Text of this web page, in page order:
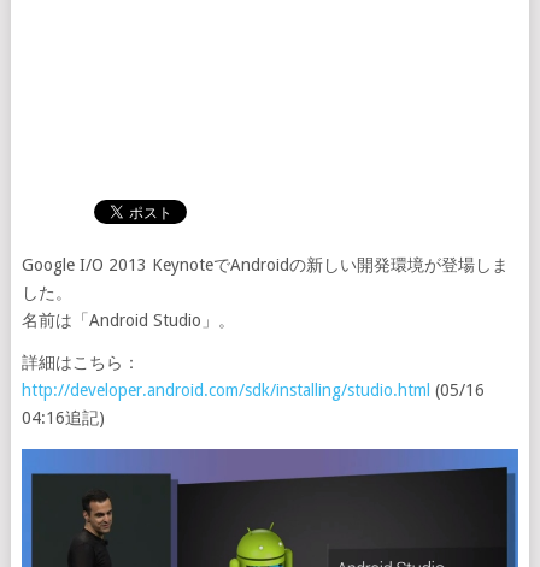
Google I/O 2013 KeynoteでAndroidの新しい開発環境が登場しま
した。
名前は「Android Studio」。
詳細はこちら：
http://developer.android.com/sdk/installing/studio.html (05/16
04:16追記)